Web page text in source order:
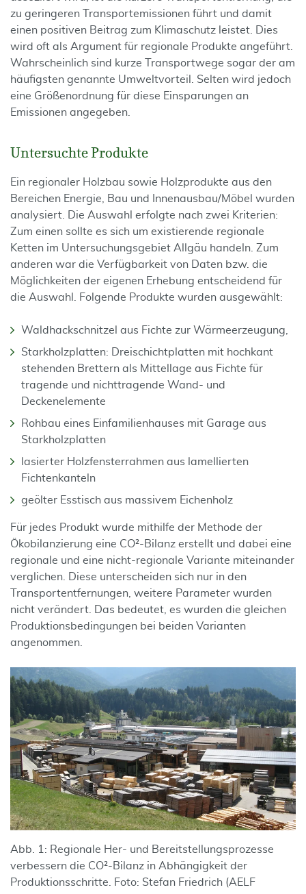
zu geringeren Transportemissionen führt und damit
einen positiven Beitrag zum Klimaschutz leistet. Dies
wird oft als Argument für regionale Produkte angeführt.
Wahrscheinlich sind kurze Transportwege sogar der am
häufigsten genannte Umweltvorteil. Selten wird jedoch
eine Größenordnung für diese Einsparungen an
Emissionen angegeben.
Untersuchte Produkte
Ein regionaler Holzbau sowie Holzprodukte aus den
Bereichen Energie, Bau und Innenausbau/Möbel wurden
analysiert. Die Auswahl erfolgte nach zwei Kriterien:
Zum einen sollte es sich um existierende regionale
Ketten im Untersuchungsgebiet Allgäu handeln. Zum
anderen war die Verfügbarkeit von Daten bzw. die
Möglichkeiten der eigenen Erhebung entscheidend für
die Auswahl. Folgende Produkte wurden ausgewählt:
Waldhackschnitzel aus Fichte zur Wärmeerzeugung,
Starkholzplatten: Dreischichtplatten mit hochkant
stehenden Brettern als Mittellage aus Fichte für
tragende und nichttragende Wand- und
Deckenelemente
Rohbau eines Einfamilienhauses mit Garage aus
Starkholzplatten
lasierter Holzfensterrahmen aus lamellierten
Fichtenkanteln
geölter Esstisch aus massivem Eichenholz
Für jedes Produkt wurde mithilfe der Methode der
Ökobilanzierung eine CO²-Bilanz erstellt und dabei eine
regionale und eine nicht-regionale Variante miteinander
verglichen. Diese unterscheiden sich nur in den
Transportentfernungen, weitere Parameter wurden
nicht verändert. Das bedeutet, es wurden die gleichen
Produktionsbedingungen bei beiden Varianten
angenommen.
Abb. 1: Regionale Her- und Bereitstellungsprozesse
verbessern die CO²-Bilanz in Abhängigkeit der
Produktionsschritte. Foto: Stefan Friedrich (AELF